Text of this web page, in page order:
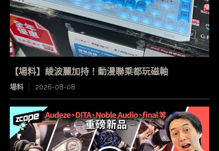
【場料】綾波麗加持！動漫聯乘都玩磁軸
場料 2026-08-08